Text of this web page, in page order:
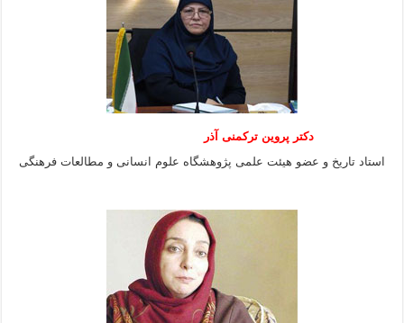
دکتر پروین ترکمنی آذر
استاد تاریخ و عضو هیئت علمی پژوهشگاه علوم انسانی و مطالعات فرهنگى